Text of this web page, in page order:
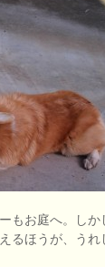
もお庭へ。し
るほうが、うれ